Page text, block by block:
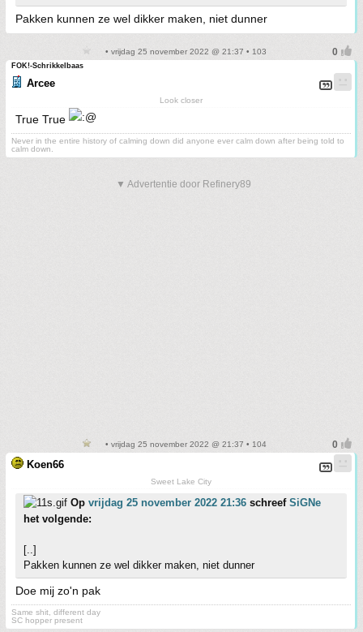
Pakken kunnen ze wel dikker maken, niet dunner
• vrijdag 25 november 2022 @ 21:37 • 103
FOK!-Schrikkelbaas
Arcee
Look closer
True True
Never in the entire history of calming down did anyone ever calm down after being told to
calm down.
▼ Advertentie door Refinery89
• vrijdag 25 november 2022 @ 21:37 • 104
Koen66
Sweet Lake City
Op vrijdag 25 november 2022 21:36 schreef SiGNe
het volgende:
[..]
Pakken kunnen ze wel dikker maken, niet dunner
Doe mij zo'n pak
Same shit, different day
SC hopper present